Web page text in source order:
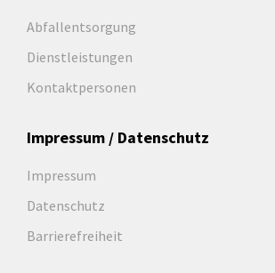
Abfallentsorgung
Dienstleistungen
Kontaktpersonen
Impressum / Datenschutz
Impressum
Datenschutz
Barrierefreiheit